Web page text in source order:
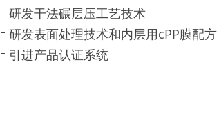
研发干法碾层压工艺技术
研发表面处理技术和内层用cPP膜配方
引进产品认证系统